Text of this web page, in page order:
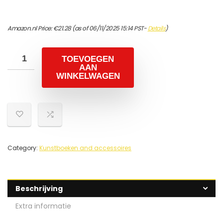
Amazon.nl Price:€21.28(as of 06/11/2025 15:14 PST-Details)
TOEVOEGEN
AAN
WINKELWAGEN
Category: Kunstboeken and accessoires
Beschrijving
Extra informatie